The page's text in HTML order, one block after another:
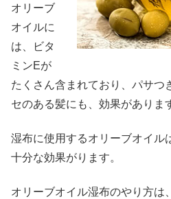
オリーブ
オイルに
は、ビタ
ミンEが
たくさん含まれており、パサつ
セのある髪にも、効果がありま
湿布に使用するオリーブオイル
十分な効果がります。
オリーブオイル湿布のやり方は